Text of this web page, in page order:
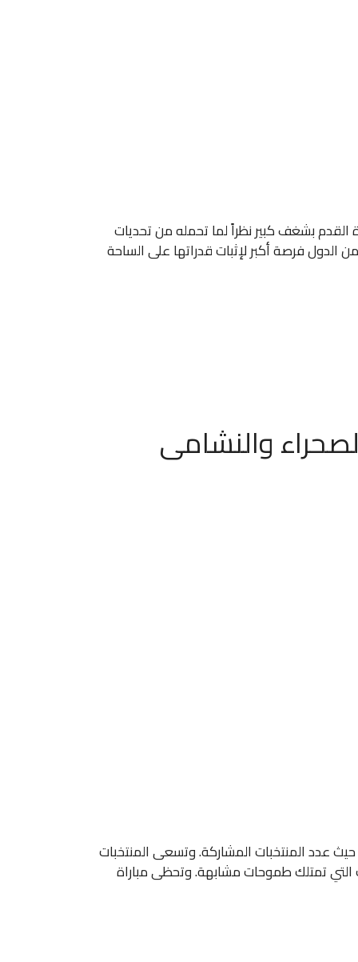
العالم 2026، البطولة التي ينتظرها عشاق كرة القدم بشغف كبير نظراً لما تحمله من تحديات
الدول فرصة أكبر لإثبات قدراتها على الساحة
والنشامى
تعد الأكبر في تاريخ المسابقة من حيث عدد المنتخبات المشاركة. وتسعى المنتخبات
التي تمتلك طموحات مشابهة. وتحظى مباراة